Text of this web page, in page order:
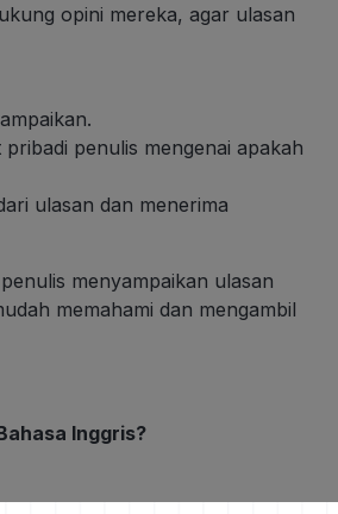
opini mereka, agar ulasan
penulis mengenai apakah
ulasan dan menerima
menyampaikan ulasan
memahami dan mengambil
Inggris?